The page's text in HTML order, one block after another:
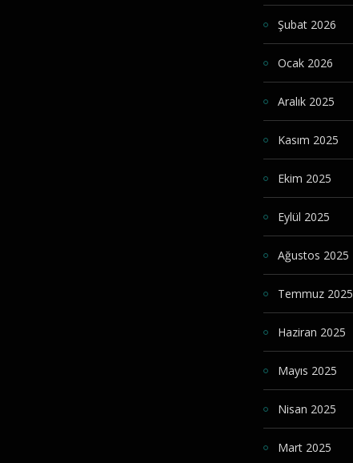
Şubat 2026
Ocak 2026
Aralık 2025
Kasım 2025
Ekim 2025
Eylül 2025
Ağustos 2025
Temmuz 2025
Haziran 2025
Mayıs 2025
Nisan 2025
Mart 2025